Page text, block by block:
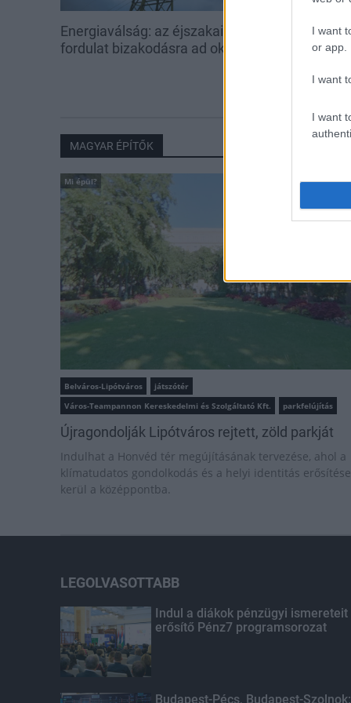
I want
or app.
I want
I want
Energiaválság: az éjszakai
fordulat bizakodásra ad okot
Paks: hétfőn
kedden
MAGYAR ÉPÍTŐK
Mi épül?
Belváros-Lipótváros
játszótér
Város-Teampannon Kereskedelmi és Szolgáltató Kft.
parkfelújítás
Újragondolják Lipótváros rejtett, zöld parkját
Indulhat a Honvéd tér megújításának tervezése, ahol a
klímatudatos gondolkodás és a helyi identitás erősítése
kerül a középpontba.
LEGOLVASOTTABB
Indul a diákok pénzügyi ismereteit
erősítő Pénz7 programsorozat
Budapest-Pécs, Budapest-Szolnok: